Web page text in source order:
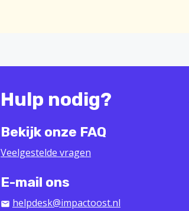
Hulp nodig?
Bekijk onze FAQ
Veelgestelde vragen
E-mail ons
helpdesk@impactoost.nl